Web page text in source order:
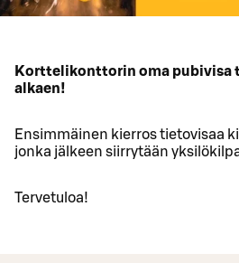
Korttelikonttorin oma pubivisa
alkaen!
Ensimmäinen kierros tietovisaa
jonka jälkeen siirrytään
Tervetuloa!